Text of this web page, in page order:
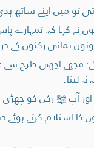
میں اپنے ساتھ
کہ: تمہارے پاس
یمانی رکنوں
مجھے اچھی طرح
لیتا۔
آپ ﷺ رکن کو چھڑی
استلام کرتے ہوئے